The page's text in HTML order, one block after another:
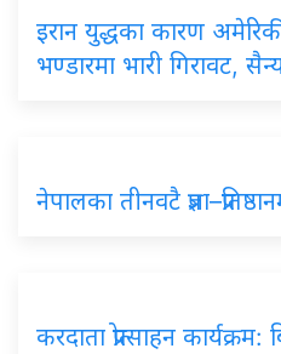
इरान युद्धका कारण
भण्डारमा भारी गिरावट,
नेपालका तीनवटै
करदाता प्रोत्साहन